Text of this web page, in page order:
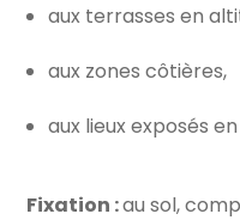
aux terrasses en
aux zones côtières,
aux lieux exposés
Fixation :au sol,